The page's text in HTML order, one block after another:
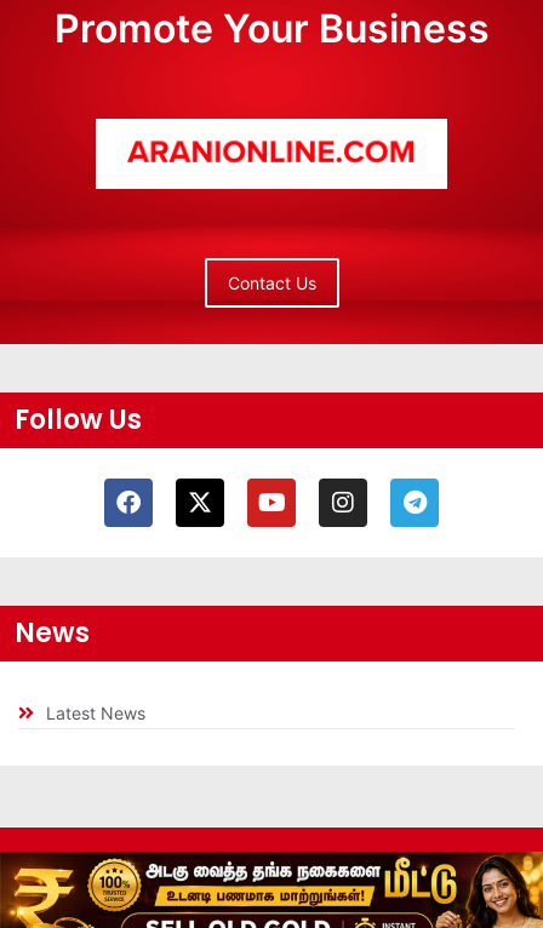
Promote Your Business
Contact Us
Follow Us
News
Latest News